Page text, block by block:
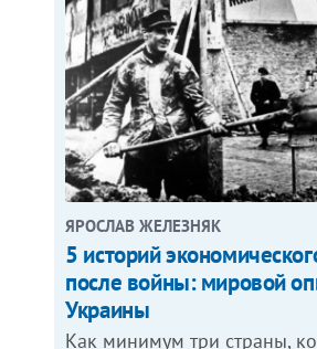
ЯРОСЛАВ ЖЕЛЕЗНЯК
5 историй
после войны: мировой
Украины
Как минимум три страны,